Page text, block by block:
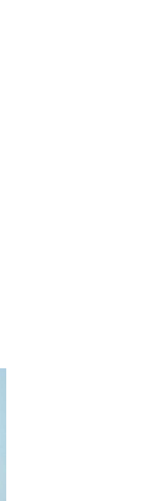
（需提前预约）
心（北京总部）（需提前预约）
心（需提前预约）